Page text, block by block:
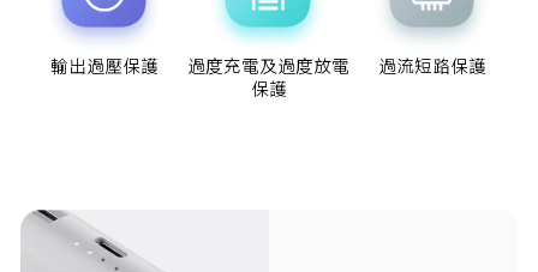
輸出過壓保護
過度充電及過度放電
保護
過流短路保護